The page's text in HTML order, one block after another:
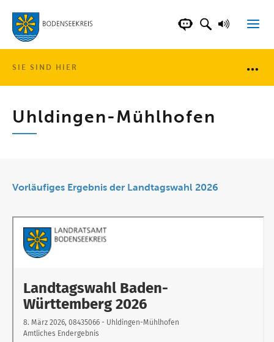
LANDKREISCHATBOT DER
SUCHFELD
SIE SIND HIER
Uhldingen-Mühlhofen
Vorläufiges Ergebnis der Landtagswahl 2026